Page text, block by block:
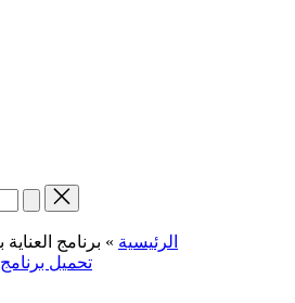
الرئيسية » برنامج العناية